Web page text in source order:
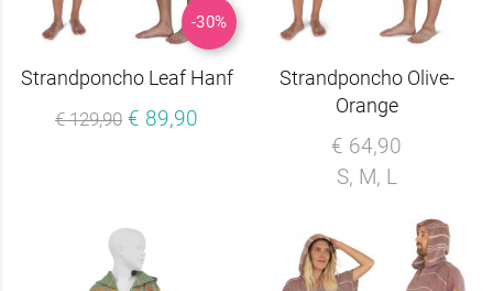
-30%
Strandponcho Leaf Hanf
€ 129,90 € 89,90
Strandponcho Olive-
Orange
€ 64,90
S, M, L